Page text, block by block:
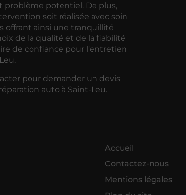
problème potentiel. De plus,
soit réalisée avec soin
offrant ainsi une tranquillité
de la qualité et de la fiabilité
de confiance pour l'entretien
pour demander un devis
auto à Saint-Leu.
Accueil
Contactez-nous
Mentions légales